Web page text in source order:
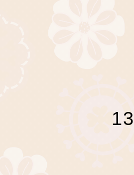
要文件及附
標語播放表
素材
市政府消防
」宣導短片
reurl.cc/
特殊教育學
題支持資源中
114學年度
氏五版寒假
訓研習」之
業部酪農產業
導推廣圖卡
市政府LED
託播影（
少性剝削防
常見案例製
)演習執行計
市政府家庭